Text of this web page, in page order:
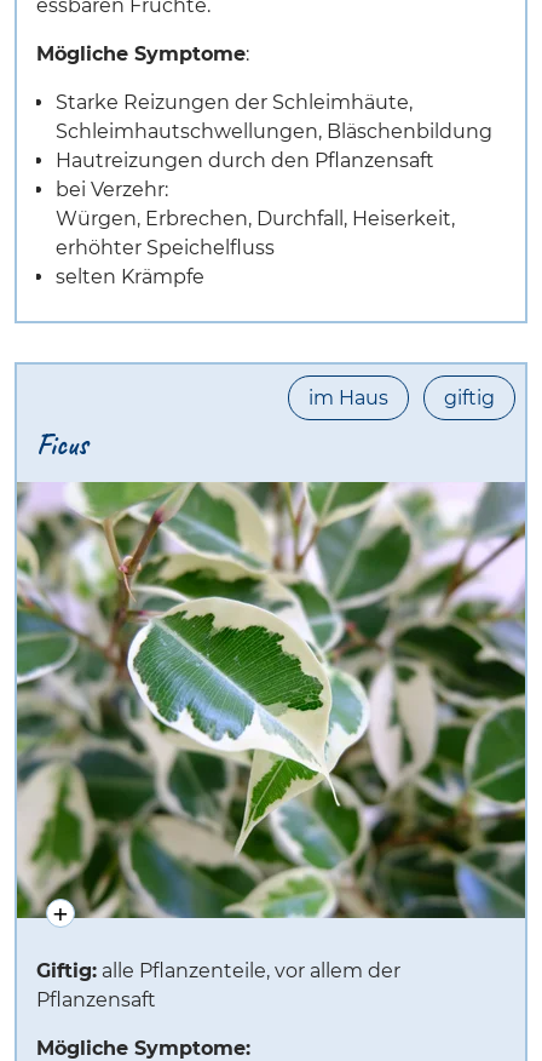
essbaren Früchte.
Mögliche Symptome:
Starke Reizungen der Schleimhäute,
Schleimhautschwellungen, Bläschenbildung
Hautreizungen durch den Pflanzensaft
bei Verzehr:
Würgen, Erbrechen, Durchfall, Heiserkeit,
erhöhter Speichelfluss
selten Krämpfe
im Haus giftig
Ficus
Giftig: alle Pflanzenteile, vor allem der
Pflanzensaft
Mögliche Symptome: